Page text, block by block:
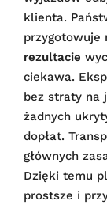
klienta.
przygotowuje
rezultacie
ciekawa.
bez straty na
żadnych
dopłat.
głównych
Dzięki temu
prostsze i